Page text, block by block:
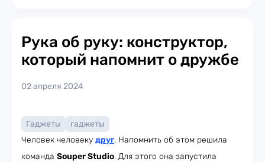
Рука об руку: конструктор,
который напомнит о дружбе
02 апреля 2024
Гаджеты
гаджеты
Человек человеку друг. Напомнить об этом решила
команда Souper Studio. Для этого она запустила